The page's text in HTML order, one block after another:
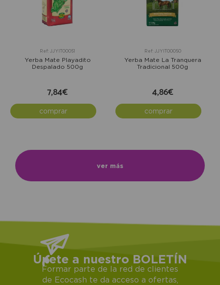
Ref: JJYIT00051
Yerba Mate Playadito
Despalado 500g
7,84€
comprar
Ref: JJYIT00050
Yerba Mate La Tranquera
Tradicional 500g
4,86€
comprar
ver más
Únete a nuestro BOLETÍN
Formar parte de la red de clientes
de Ecocash te da acceso a ofertas,